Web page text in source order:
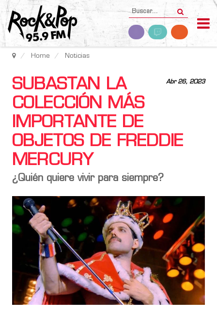
Home Noticias
Abr 26, 2023
SUBASTAN LA
COLECCIÓN MÁS
IMPORTANTE DE
OBJETOS DE FREDDIE
MERCURY
¿Quién quiere vivir para siempre?